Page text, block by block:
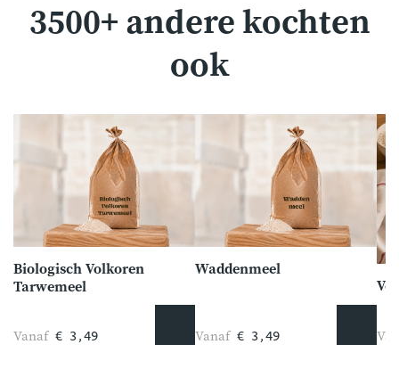
3500+ andere kochten
ook
Biologisch Volkoren
Tarwemeel
Vanaf € 3,49
Waddenmeel
Vanaf € 3,49